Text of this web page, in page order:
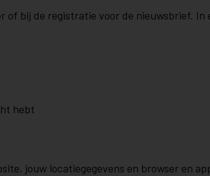
bij de registratie voor de nieuwsbrief. In
hebt
jouw locatiegegevens en browser en